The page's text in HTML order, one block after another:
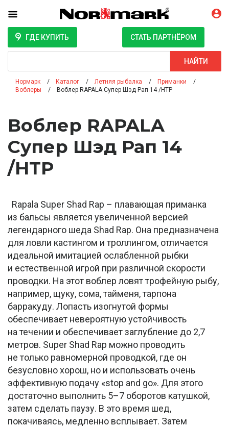
ГДЕ КУПИТЬ СТАТЬ ПАРТНЁРОМ
НАЙТИ
Нормарк Каталог Летняя рыбалка
Приманки
Воблеры
Воблер RAPALA Супер Шэд Рап 14 /HTP
Воблер RAPALA
Супер Шэд Рап 14
/HTP
Rapala Super Shad Rap – плавающая приманка
из бальсы является увеличенной версией
легендарного шеда Shad Rap. Она предназначена
для ловли кастингом и троллингом, отличается
идеальной имитацией ослабленной рыбки
и естественной игрой при различной скорости
проводки. На этот воблер ловят трофейную рыбу,
например, щуку, сома, тайменя, тарпона
барракуду. Лопасть изогнутой формы
обеспечивает невероятную устойчивость
на течении и обеспечивает заглубление до 2,7
метров. Super Shad Rap можно проводить
не только равномерной проводкой, где он
безусловно хорош, но и использовать очень
эффективную подачу «stop and go». Для этого
достаточно выполнить 5–7 оборотов катушкой,
затем сделать паузу. В это время шед,
покачиваясь, медленно всплывает. Затем